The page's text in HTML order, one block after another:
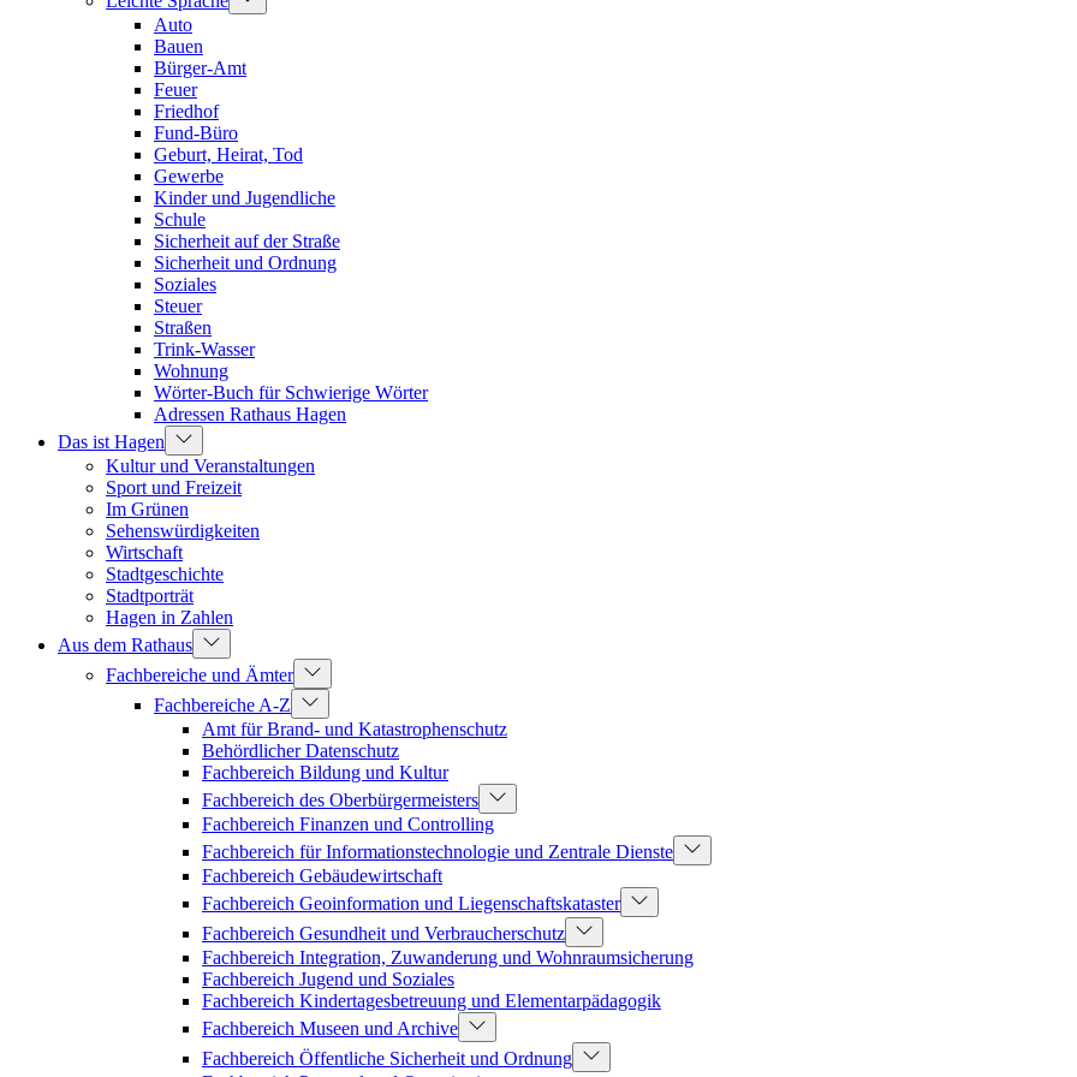
Auto
Bauen
Bürger-Amt
Feuer
Friedhof
Fund-Büro
Geburt, Heirat, Tod
Gewerbe
Kinder und Jugendliche
Schule
Sicherheit auf der Straße
Sicherheit und Ordnung
Soziales
Steuer
Straßen
Trink-Wasser
Wohnung
Wörter-Buch für Schwierige Wörter
Adressen Rathaus Hagen
Das ist Hagen
Kultur und Veranstaltungen
Sport und Freizeit
Im Grünen
Sehenswürdigkeiten
Wirtschaft
Stadtgeschichte
Stadtporträt
Hagen in Zahlen
Aus dem Rathaus
Fachbereiche und Ämter
Fachbereiche A-Z
Amt für Brand- und Katastrophenschutz
Behördlicher Datenschutz
Fachbereich Bildung und Kultur
Fachbereich des Oberbürgermeisters
Fachbereich Finanzen und Controlling
Fachbereich für Informationstechnologie und Zentrale Dienste
Fachbereich Gebäudewirtschaft
Fachbereich Geoinformation und Liegenschaftskataster
Fachbereich Gesundheit und Verbraucherschutz
Fachbereich Integration, Zuwanderung und Wohnraumsicherung
Fachbereich Jugend und Soziales
Fachbereich Kindertagesbetreuung und Elementarpädagogik
Fachbereich Museen und Archive
Fachbereich Öffentliche Sicherheit und Ordnung